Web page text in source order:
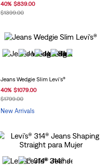
40% $839.00
$1399.00
Jeans Wedgie Slim Levi's®
40% $1079.00
$1799.00
New Arrivals